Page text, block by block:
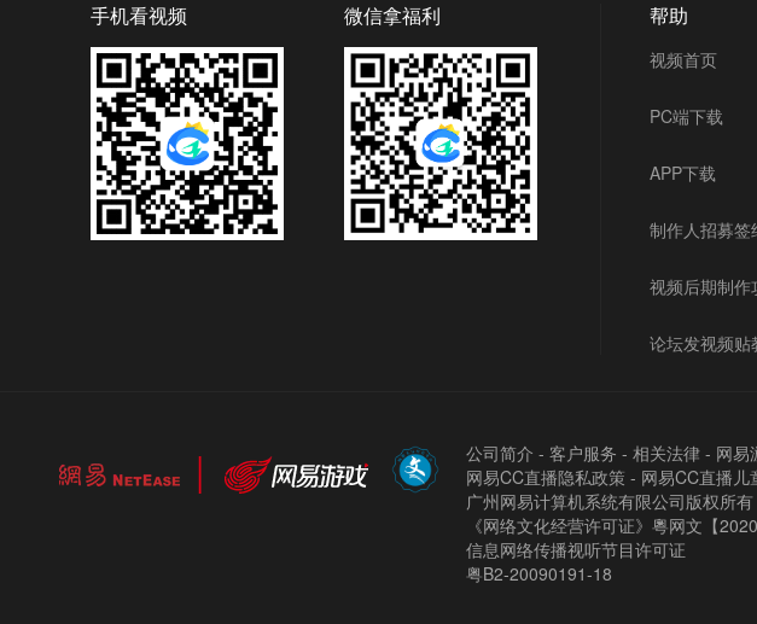
手机看视频 微信拿福利 帮助
视频首页
PC端下载
APP下载
制作人招募签
视频后期制作
论坛发视频贴
公司简介 - 客户服务 - 相关法律 - 网易
网易CC直播隐私政策 - 网易CC直播儿
广州网易计算机系统有限公司版权所
《网络文化经营许可证》粵网文【
信息网络传播视听节目许可证
粤B2-20090191-18